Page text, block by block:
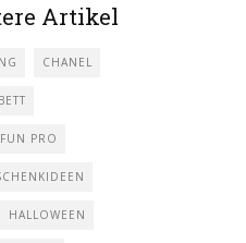
Artikel
CHANEL
FUN PRO
HALLOWEEN